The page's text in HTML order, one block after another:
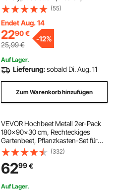
dornigen Stielen, Türkranz für alle
Jahreszeiten, für drinnen &
draußen, Hauswand, Fenster,
Festdekoration
(55)
Endet Aug. 14
2290€
25,99€
-12%
Auf Lager.
Lieferung:sobald Di. Aug. 11
Zum Warenkorb hinzufügen
VEVOR Hochbeet Metall 2er-Pack
180x90x30 cm, Rechteckiges
Gartenbeet, Pflanzkasten-Set für
Außenbereich, Gemüsebeet mit
Handschuhen, Blumenbeet
Bodenlos, Pflanzbeet für Blumen &
Gemüse, Silber
(332)
6299€
Auf Lager.